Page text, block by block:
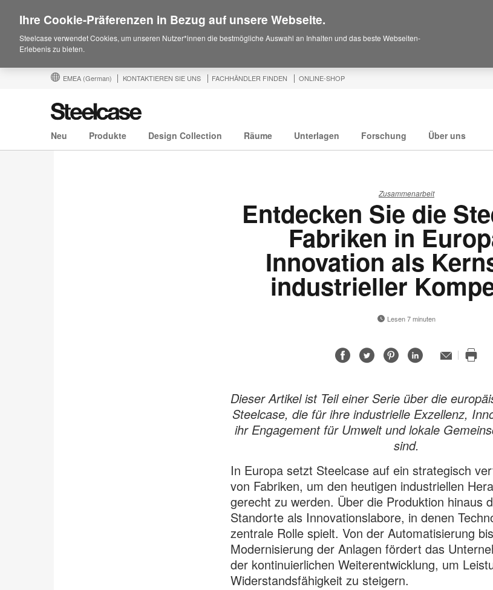
EMEA (German) KONTAKTIEREN SIE UNS FACHHÄNDLER FINDEN ONLINE-SHOP
Neu Produkte Design Collection Räume Unterlagen Forschung Über uns
Zusammenarbeit
Entdecken Sie die
Fabriken in
Innovation als
industrieller
Lesen 7 minuten
AufAufAufAuf
E-
Dieser Artikel ist Teil einer Serie über die
Steelcase, die für ihre industrielle Exzellenz,
ihr Engagement für Umwelt und lokale
sind.
In Europa setzt Steelcase auf ein strategisch
von Fabriken, um den heutigen industriellen
gerecht zu werden. Über die Produktion hinaus
Standorte als Innovationslabore, in denen
zentrale Rolle spielt. Von der Automatisierung
Modernisierung der Anlagen fördert das
der kontinuierlichen Weiterentwicklung, um
Widerstandsfähigkeit zu steigern.
Ihre Cookie-Präferenzen in Bezug auf unsere Webseite.
Steelcase verwendet Cookies, um unseren Nutzer*innen die bestmögliche Auswahl an Inhalten und das beste Webseiten-
Erlebenis zu bieten.